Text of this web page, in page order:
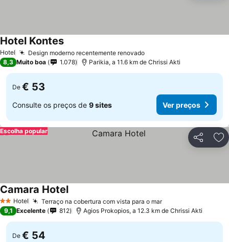
Hotel Design moderno recentemente renovado
Hotel Kontes
8,3 Muito boa 1.078 Parikia, a 11.6 km de Chrissi Akti
De € 53
Consulte os preços de 9 sites Ver preços
Partilhar
Escolha popular
2 Estrelas
Hotel Terraço na cobertura com vista para o mar
Camara Hotel
9,1 Excelente 812 Agios Prokopios, a 12.3 km de Chrissi Akti
De € 54